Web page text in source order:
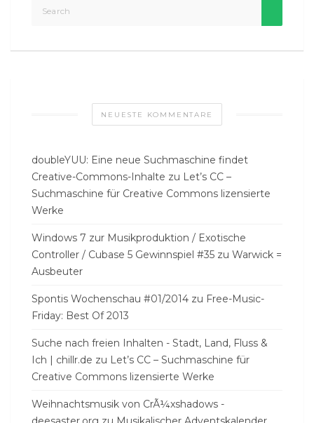
NEUESTE KOMMENTARE
doubleYUU: Eine neue Suchmaschine findet
Creative-Commons-Inhalte zu Let’s CC –
Suchmaschine für Creative Commons lizensierte
Werke
Windows 7 zur Musikproduktion / Exotische
Controller / Cubase 5 Gewinnspiel #35 zu Warwick =
Ausbeuter
Spontis Wochenschau #01/2014 zu Free-Music-
Friday: Best Of 2013
Suche nach freien Inhalten - Stadt, Land, Fluss &
Ich | chillr.de zu Let’s CC – Suchmaschine für
Creative Commons lizensierte Werke
Weihnachtsmusik von CrÃ¼xshadows -